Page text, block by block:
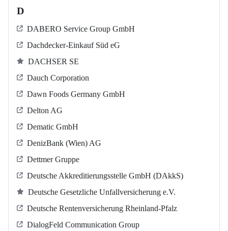
D
DABERO Service Group GmbH
Dachdecker-Einkauf Süd eG
DACHSER SE
Dauch Corporation
Dawn Foods Germany GmbH
Delton AG
Dematic GmbH
DenizBank (Wien) AG
Dettmer Gruppe
Deutsche Akkreditierungsstelle GmbH (DAkkS)
Deutsche Gesetzliche Unfallversicherung e.V.
Deutsche Rentenversicherung Rheinland-Pfalz
DialogFeld Communication Group